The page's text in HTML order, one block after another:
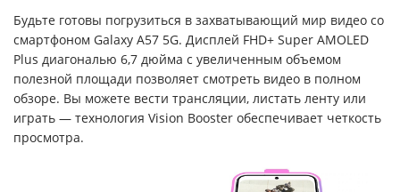
Будьте готовы погрузиться в захватывающий мир видео со
смартфоном Galaxy A57 5G. Дисплей FHD+ Super AMOLED
Plus диагональю 6,7 дюйма с увеличенным объемом
полезной площади позволяет смотреть видео в полном
обзоре. Вы можете вести трансляции, листать ленту или
играть — технология Vision Booster обеспечивает четкость
просмотра.